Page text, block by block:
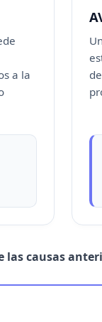
a la
las causas